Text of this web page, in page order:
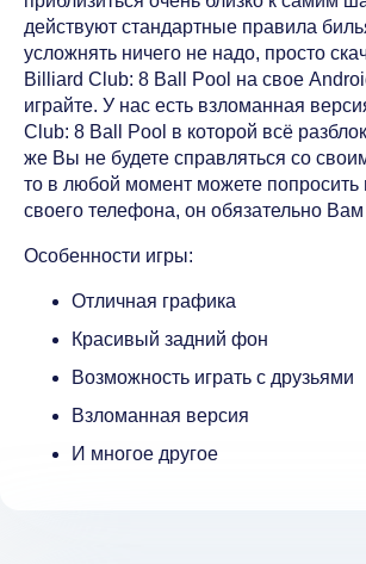
действуют стандартные правила
усложнять ничего не надо, просто
Billiard Club: 8 Ball Pool на свое
играйте. У нас есть взломанная
Club: 8 Ball Pool в которой всё
же Вы не будете справляться со
то в любой момент можете попросить
своего телефона, он обязательно Вам
Особенности игры:
Отличная графика
Красивый задний фон
Возможность играть с друзьями
Взломанная версия
И многое другое